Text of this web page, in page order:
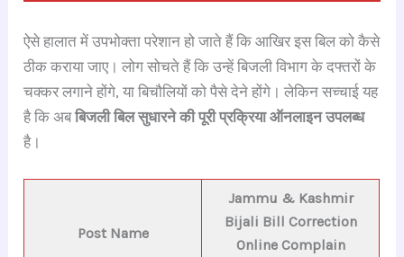
ऐसे हालात में उपभोक्ता परेशान हो जाते हैं कि आखिर इस बिल को कैसे
ठीक कराया जाए। लोग सोचते हैं कि उन्हें बिजली विभाग के दफ्तरों के
चक्कर लगाने होंगे, या बिचौलियों को पैसे देने होंगे। लेकिन सच्चाई यह
है कि अबबिजली बिल सुधारने की पूरी प्रक्रिया ऑनलाइन उपलब्ध
है।
Post Name
Jammu & Kashmir
Bijali Bill Correction
Online Complain